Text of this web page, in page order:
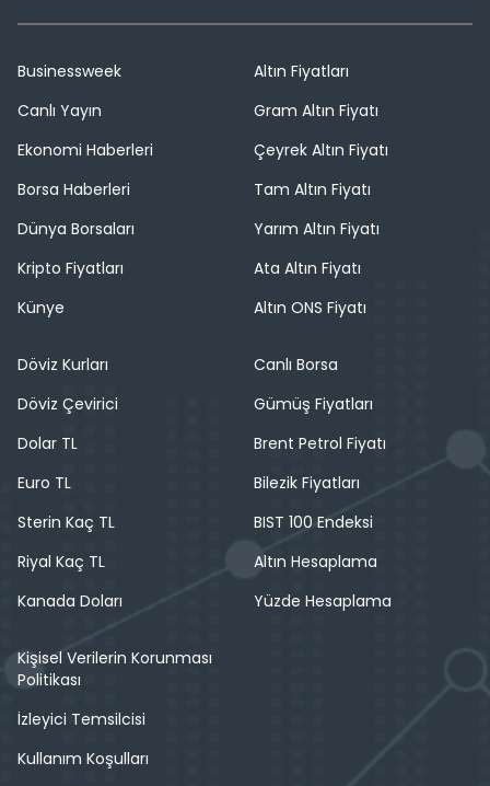
Businessweek
Canlı Yayın
Ekonomi Haberleri
Borsa Haberleri
Dünya Borsaları
Kripto Fiyatları
Künye
Altın Fiyatları
Gram Altın Fiyatı
Çeyrek Altın Fiyatı
Tam Altın Fiyatı
Yarım Altın Fiyatı
Ata Altın Fiyatı
Altın ONS Fiyatı
Döviz Kurları
Döviz Çevirici
Dolar TL
Euro TL
Sterin Kaç TL
Riyal Kaç TL
Kanada Doları
Canlı Borsa
Gümüş Fiyatları
Brent Petrol Fiyatı
Bilezik Fiyatları
BIST 100 Endeksi
Altın Hesaplama
Yüzde Hesaplama
Kişisel Verilerin Korunması
Politikası
İzleyici Temsilcisi
Kullanım Koşulları